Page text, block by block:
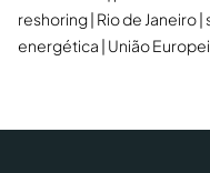
reshoring Rio de Janeiro
energética União